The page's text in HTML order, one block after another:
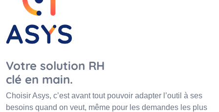
Votre solution RH
clé en main.
Choisir Asys, c’est avant tout pouvoir adapter l’outil à ses
besoins quand on veut, même pour les demandes les plus